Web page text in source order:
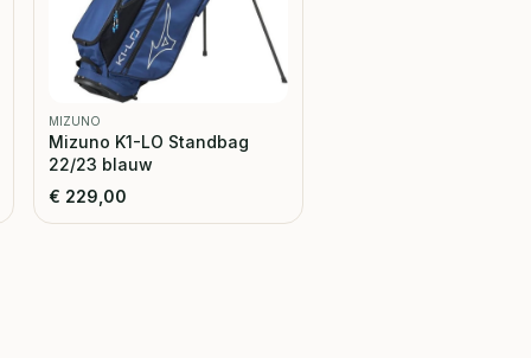
MIZUNO
Mizuno K1-LO Standbag
22/23 blauw
€ 229,00